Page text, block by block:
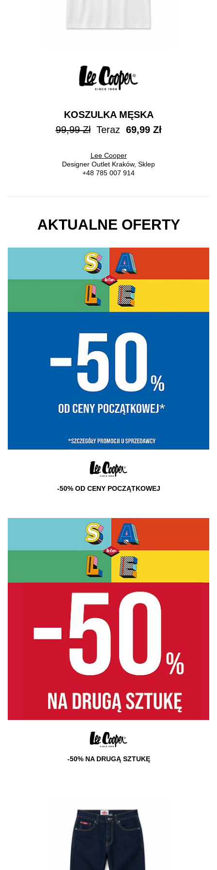
KOSZULKA MĘSKA
99,99 ZłTeraz 69,99 Zł
Lee Cooper
Designer Outlet Kraków, Sklep
+48 785 007 914
AKTUALNE OFERTY
-50% OD CENY POCZĄTKOWEJ
-50% NA DRUGĄ SZTUKĘ